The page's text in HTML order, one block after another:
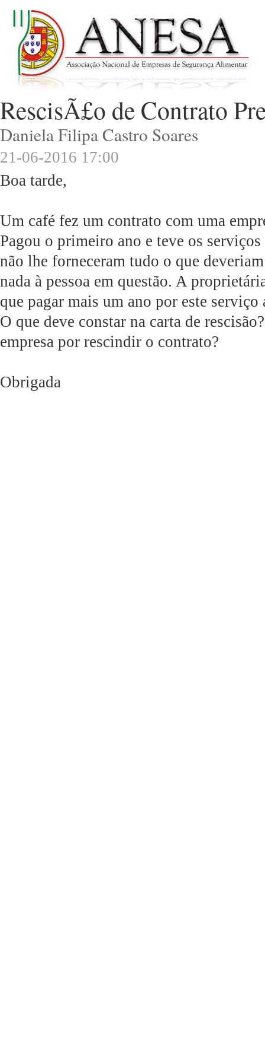
RescisÃ£o de Contrato
Daniela Filipa Castro Soares
21-06-2016 17:00
Boa tarde,
Um café fez um contrato com uma
Pagou o primeiro ano e teve os
não lhe forneceram tudo o que
nada à pessoa em questão. A
que pagar mais um ano por este serviço
O que deve constar na carta de
empresa por rescindir o contrato?
Obrigada